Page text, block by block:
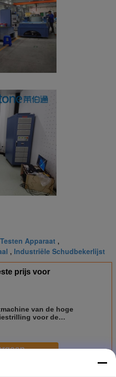
Apparaat ,
, Industriële Schudbekerlijst
prijs voor
van de hoge
voor de